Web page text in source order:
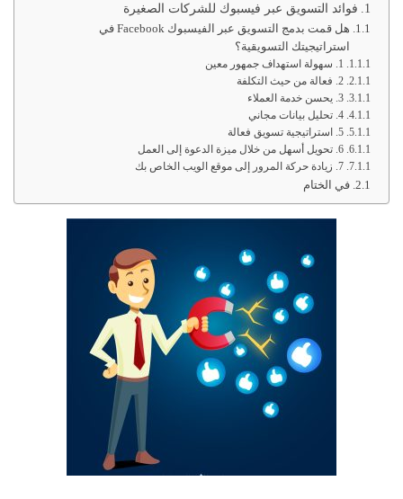
فوائد التسويق عبر فيسبوك للشركات الصغيرة
هل قمت بدمج التسويق عبر الفيسبوك Facebook في
استراتيجيتك التسويقية؟
1. سهولة استهداف جمهور معين
2. فعالة من حيث التكلفة
3. يحسن خدمة العملاء
4. تحليل بيانات مجاني
5. استراتيجية تسويق فعالة
6. تحويل أسهل من خلال ميزة الدعوة إلى العمل
7. زيادة حركة المرور إلى موقع الويب الخاص بك
في الختام